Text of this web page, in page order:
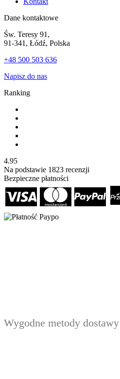
Dane kontaktowe
Św. Teresy 91,
91-341, Łódź, Polska
+48 500 503 636
Napisz do nas
Ranking
4.95
Na podstawie 1823 recenzji
Bezpieczne płatności
Wygodne metody dostawy